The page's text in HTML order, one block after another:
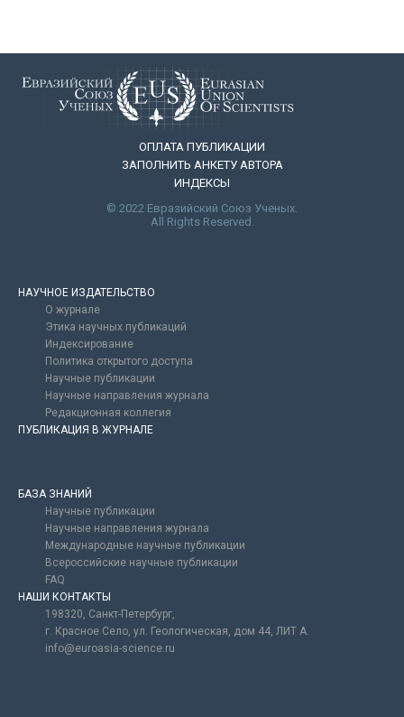
ОПЛАТА ПУБЛИКАЦИИ
ЗАПОЛНИТЬ АНКЕТУ АВТОРА
ИНДЕКСЫ
© 2022 Евразийский Союз Ученых.
All Rights Reserved.
НАУЧНОЕ ИЗДАТЕЛЬСТВО
О журнале
Этика научных публикаций
Индексирование
Политика открытого доступа
Научные публикации
Научные направления журнала
Редакционная коллегия
ПУБЛИКАЦИЯ В ЖУРНАЛЕ
БАЗА ЗНАНИЙ
Научные публикации
Научные направления журнала
Международные научные публикации
Всероссийские научные публикации
FAQ
НАШИ КОНТАКТЫ
198320, Санкт-Петербург,
г. Красное Село, ул. Геологическая, дом 44, ЛИТ А.
info@euroasia-science.ru